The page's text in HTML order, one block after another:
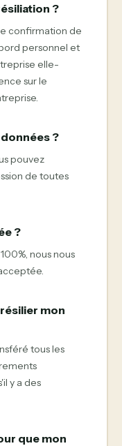
?
confirmation de
personnel et
elle-
sur le
?
pouvez
de toutes
?
nous nous
mon
tous les
y a des
que mon